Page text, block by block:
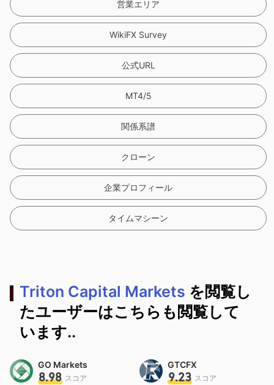
営業エリア
WikiFX Survey
公式URL
MT4/5
関係系譜
クローン
企業プロフィール
タイムマシーン
Triton Capital Markets を閲覧し
たユーザーはこちらも閲覧して
います..
GO Markets
8.98 スコア
GTCFX
9.23 スコア